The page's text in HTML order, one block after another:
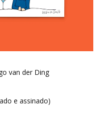
van der Ding
e assinado)